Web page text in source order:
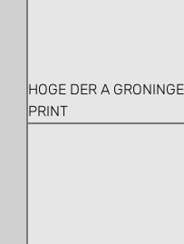
HOGE DER A
PRINT